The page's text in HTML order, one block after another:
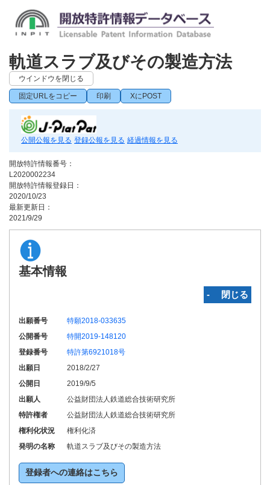
軌道スラブ及びその製造方法
ウインドウを閉じる
固定URLをコピー 印刷 XにPOST
公開公報を見る 登録公報を見る 経過情報を見る
開放特許情報番号：
L2020002234
開放特許情報登録日：
2020/10/23
最新更新日：
2021/9/29
基本情報
‐ 閉じる
出願番号
特願2018-033635
公開番号
特開2019-148120
登録番号
特許第6921018号
出願日
2018/2/27
公開日
2019/9/5
出願人
公益財団法人鉄道総合技術研究所
特許権者
公益財団法人鉄道総合技術研究所
権利化状況
権利化済
発明の名称
軌道スラブ及びその製造方法
登録者への連絡はこちら